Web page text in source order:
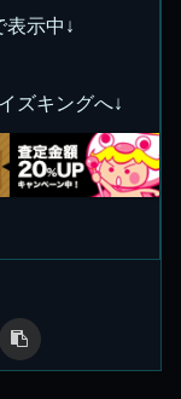
表示中↓
ズキングへ↓